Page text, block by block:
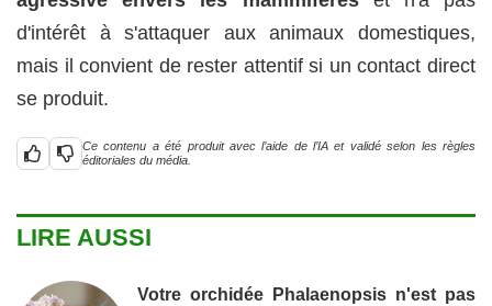
d'intérêt à s'attaquer aux animaux domestiques,
mais il convient de rester attentif si un contact direct
se produit.
Ce contenu a été produit avec l’aide de l’IA et validé selon les règles
éditoriales du média.
LIRE AUSSI
Votre orchidée Phalaenopsis n'est pas